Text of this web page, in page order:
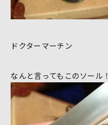
ドクターマーチン
なんと言ってもこのソール！